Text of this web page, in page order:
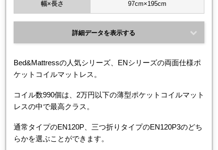
幅×長さ 97cm×195cm
詳細データを表示する
Bed&Mattressの人気シリーズ、ENシリーズの両面仕様ポ
ケットコイルマットレス。
コイル数990個は、2万円以下の薄型ポケットコイルマット
レスの中で最高クラス。
通常タイプのEN120P、三つ折りタイプのEN120P3のどち
らかを選ぶことができます。